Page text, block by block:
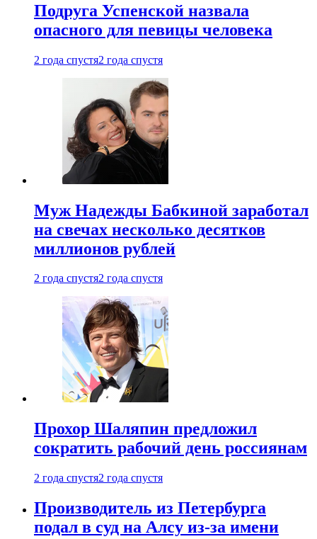
Подруга Успенской назвала
опасного для певицы человека
2 года спустя2 года спустя
Муж Надежды Бабкиной заработал
на свечах несколько десятков
миллионов рублей
2 года спустя2 года спустя
Прохор Шаляпин предложил
сократить рабочий день россиянам
2 года спустя2 года спустя
Производитель из Петербурга
подал в суд на Алсу из-за имени